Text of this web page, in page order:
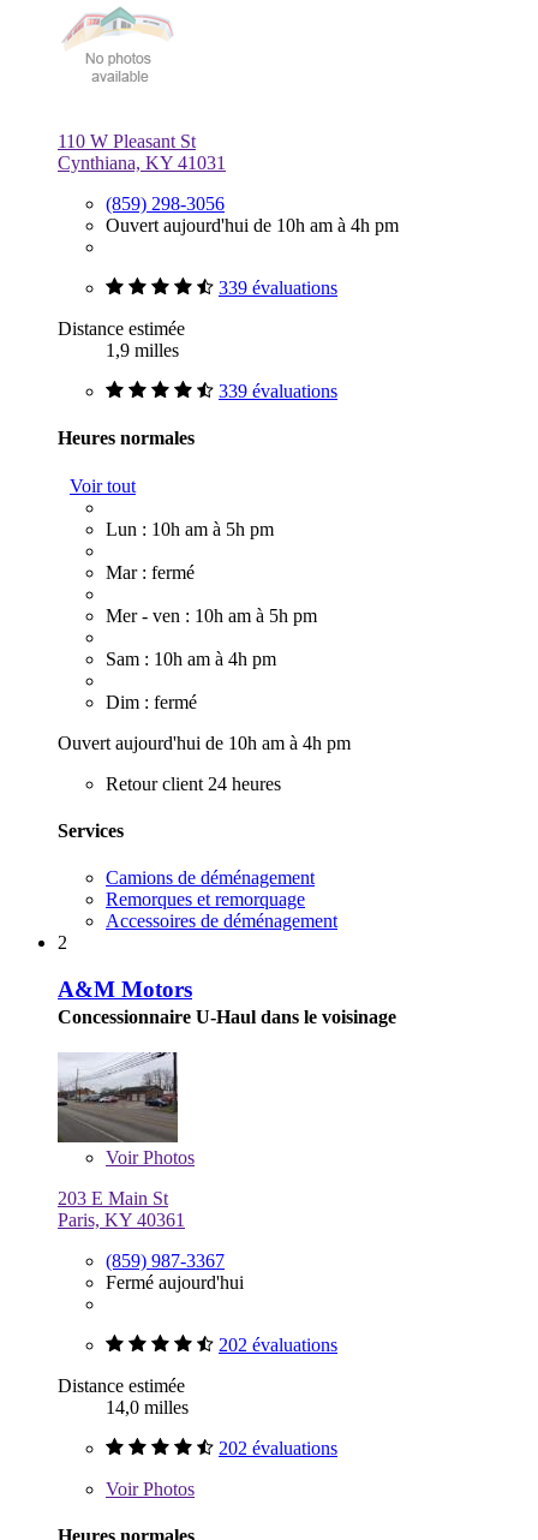
110 W Pleasant St
Cynthiana, KY 41031
(859) 298-3056
Ouvert aujourd'hui de 10h am à 4h pm
339 évaluations
Distance estimée
1,9 milles
339 évaluations
Heures normales
Voir tout
Lun : 10h am à 5h pm
Mar : fermé
Mer - ven : 10h am à 5h pm
Sam : 10h am à 4h pm
Dim : fermé
Ouvert aujourd'hui de 10h am à 4h pm
Retour client 24 heures
Services
Camions de déménagement
Remorques et remorquage
Accessoires de déménagement
2
A&M Motors
Concessionnaire U-Haul dans le voisinage
VoirPhotos
203 E Main St
Paris, KY 40361
(859) 987-3367
Fermé aujourd'hui
202 évaluations
Distance estimée
14,0 milles
202 évaluations
VoirPhotos
Heures normales